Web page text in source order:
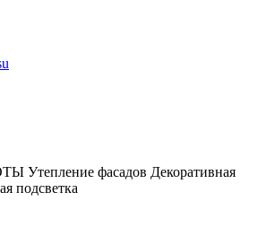
фасадов Декоративная
подсветка